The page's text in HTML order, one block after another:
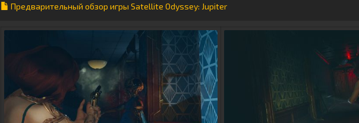
Предварительный обзор игры Satellite Odyssey: Jupiter